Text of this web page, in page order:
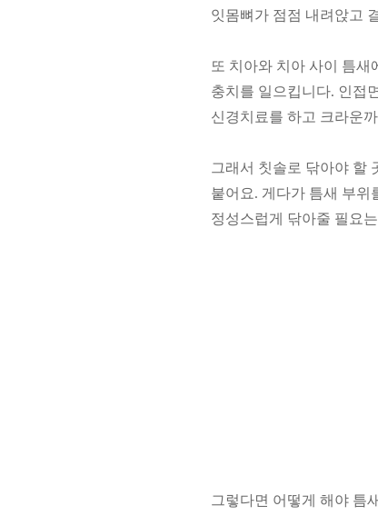
잇몸뼈가 점점 내려앉고
또 치아와 치아 사이 틈새
충치를 일으킵니다. 인접
신경치료를 하고 크라운
그래서 칫솔로 닦아야 할
붙어요. 게다가 틈새 부위
정성스럽게 닦아줄 필요
그렇다면 어떻게 해야 틈